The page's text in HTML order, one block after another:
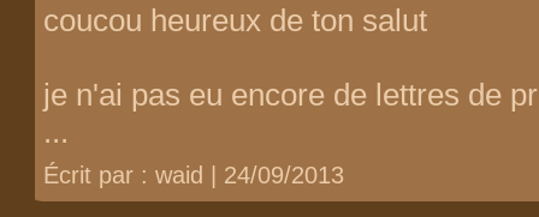
coucou heureux de ton salut
je n'ai pas eu encore de lettres de
...
Écrit par : waid | 24/09/2013